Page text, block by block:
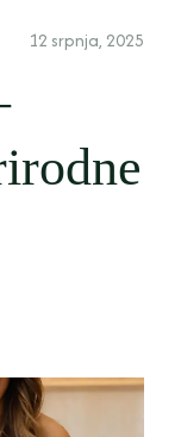
12 srpnja, 2025